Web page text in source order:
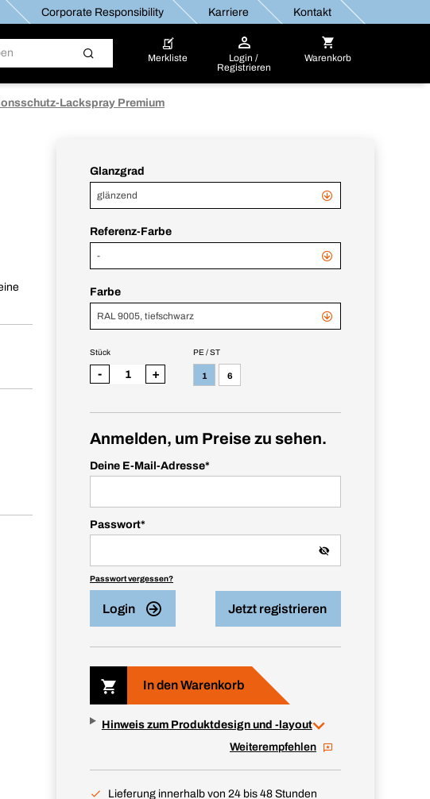
Corporate Responsibility Karriere Kontakt
Merkliste
Login /
Registrieren
Warenkorb
Lackspray Premium
Glanzgrad
glänzend
Referenz-Farbe
-
Farbe
RAL 9005, tiefschwarz
PE / ST
1 6
Stück
- +
Anmelden, um Preise zu sehen.
Deine E-Mail-Adresse*
Passwort*
Passwort vergessen?
Login Jetzt registrieren
In den Warenkorb
Hinweis zum Produktdesign und -layout
Weiterempfehlen
Lieferung innerhalb von 24 bis 48 Stunden